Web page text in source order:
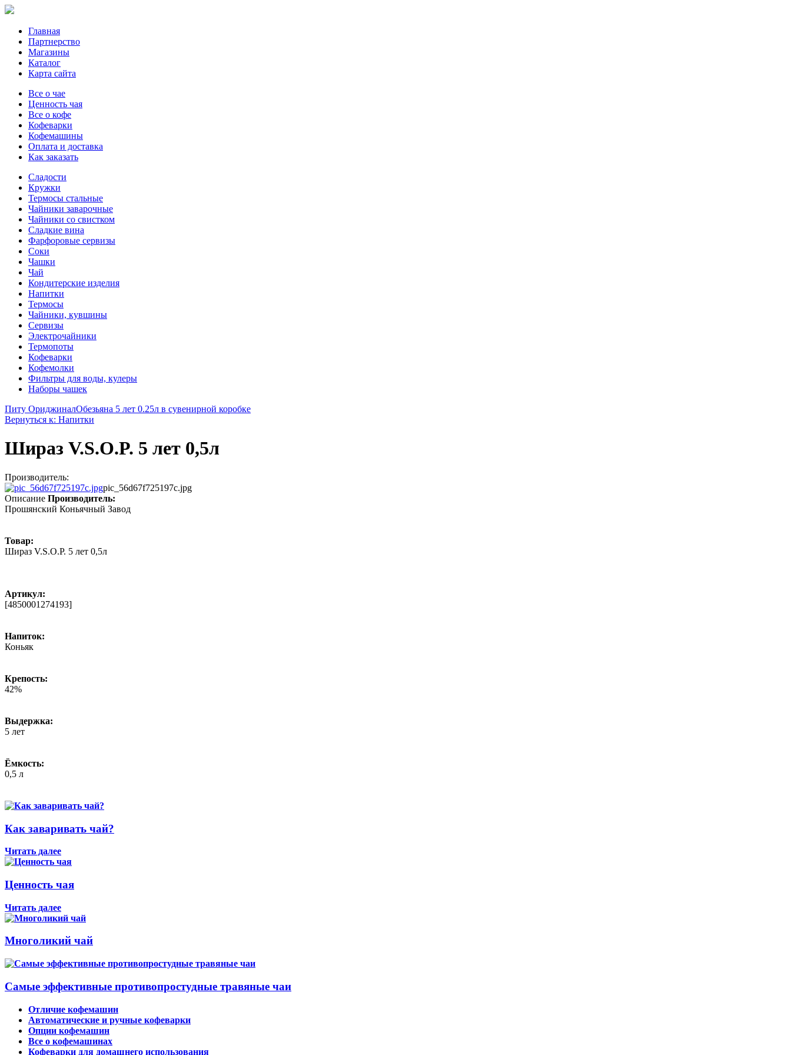
Главная
Партнерство
Магазины
Каталог
Карта сайта
Все о чае
Ценность чая
Все о кофе
Кофеварки
Кофемашины
Оплата и доставка
Как заказать
Сладости
Кружки
Термосы стальные
Чайники заварочные
Чайники со свистком
Сладкие вина
Фарфоровые сервизы
Соки
Чашки
Чай
Кондитерские изделия
Напитки
Термосы
Чайники, кувшины
Сервизы
Электрочайники
Термопоты
Кофеварки
Кофемолки
Фильтры для воды, кулеры
Наборы чашек
Питу ОриджиналОбезьяна 5 лет 0.25л в сувенирной коробке
Вернуться к: Напитки
Шираз V.S.O.P. 5 лет 0,5л
Производитель:
pic_56d67f725197c.jpg
Описание Производитель:
Прошянский Коньячный Завод
Товар:
Шираз V.S.O.P. 5 лет 0,5л
Артикул:
[4850001274193]
Напиток:
Коньяк
Крепость:
42%
Выдержка:
5 лет
Ёмкость:
0,5 л
Как заваривать чай?
Читать далее
Ценность чая
Читать далее
Многоликий чай
Самые эффективные противопростудные травяные чаи
Отличие кофемашин
Автоматические и ручные кофеварки
Опции кофемашин
Все о кофемашинах
Кофеварки для домашнего использования